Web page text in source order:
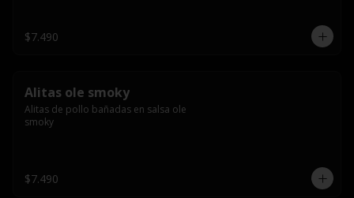
$7.490
Alitas ole smoky
Alitas de pollo bañadas en salsa ole
smoky
$7.490